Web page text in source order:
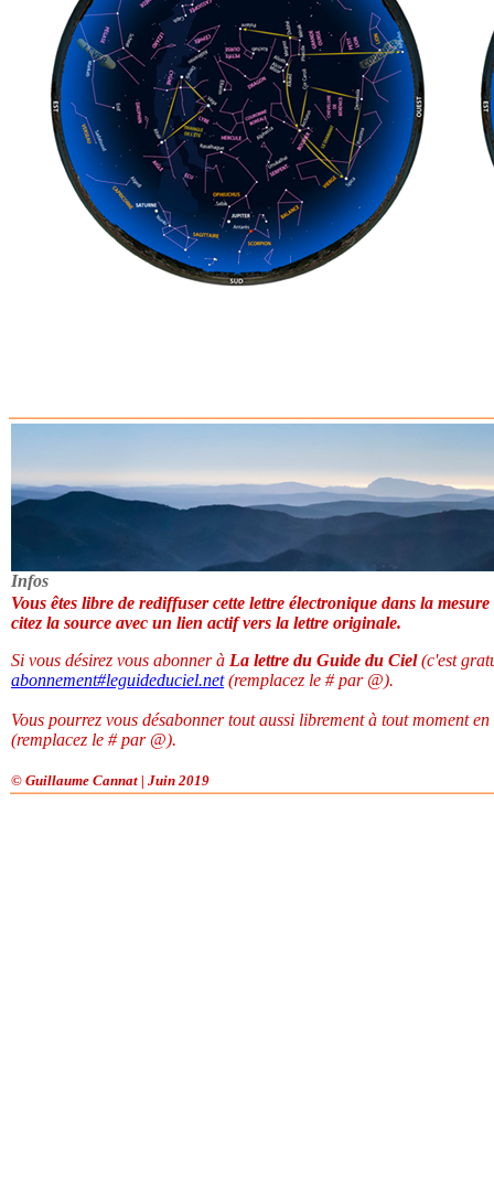
Infos
Vous êtes libre de rediffuser cette lettre électronique dans la
citez la source avec un lien actif vers la lettre originale.
Si vous désirez vous abonner à La lettre du Guide du Ciel(c'est
abonnement#leguideduciel.net(remplacez le # par @).
Vous pourrez vous désabonner tout aussi librement à tout moment
(remplacez le # par @).
© Guillaume Cannat | Juin 2019